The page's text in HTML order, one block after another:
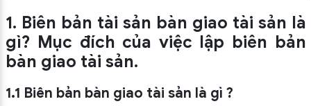
1. Biên bản tài sản bàn giao tài sản là
gì? Mục đích của việc lập biên bản
bàn giao tài sản.
1.1 Biên bản bàn giao tài sản là gì ?